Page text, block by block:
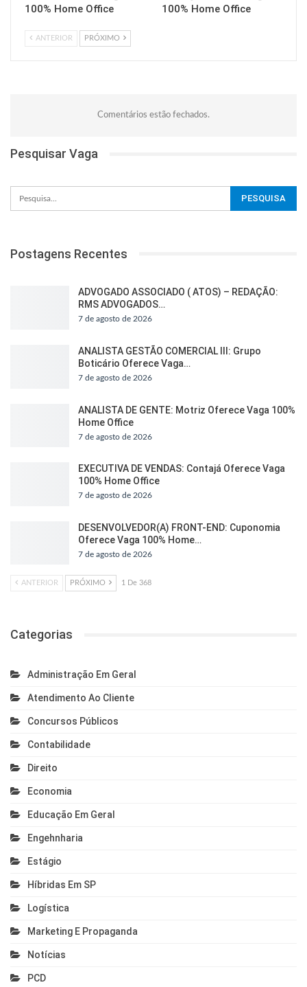
100% Home Office
100% Home Office
ANTERIOR PRÓXIMO
Comentários estão fechados.
Pesquisar Vaga
Postagens Recentes
ADVOGADO ASSOCIADO ( ATOS) – REDAÇÃO:
RMS ADVOGADOS…
7 de agosto de 2026
ANALISTA GESTÃO COMERCIAL III: Grupo
Boticário Oferece Vaga…
7 de agosto de 2026
ANALISTA DE GENTE: Motriz Oferece Vaga 100%
Home Office
7 de agosto de 2026
EXECUTIVA DE VENDAS: Contajá Oferece Vaga
100% Home Office
7 de agosto de 2026
DESENVOLVEDOR(A) FRONT-END: Cuponomia
Oferece Vaga 100% Home…
7 de agosto de 2026
ANTERIOR PRÓXIMO 1 De 368
Categorias
Administração Em Geral
Atendimento Ao Cliente
Concursos Públicos
Contabilidade
Direito
Economia
Educação Em Geral
Engehnharia
Estágio
Híbridas Em SP
Logística
Marketing E Propaganda
Notícias
PCD